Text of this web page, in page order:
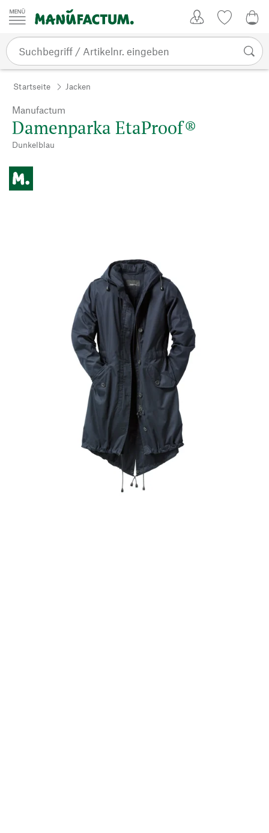
Zum Inhalt springen
Startseite Jacken
Manufactum
Damenparka EtaProof®
Dunkelblau